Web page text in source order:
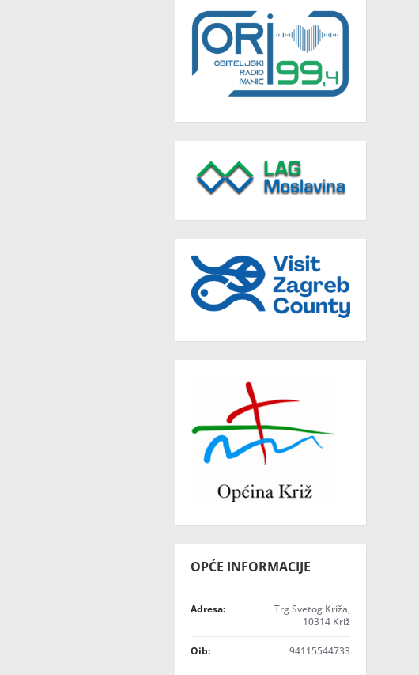
OPĆE INFORMACIJE
Adresa:
Trg Svetog Križa,
10314 Križ
Oib: 94115544733